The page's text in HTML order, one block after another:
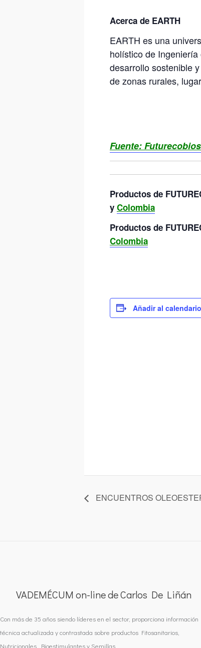
Acerca de EARTH
EARTH es una
holístico de
desarrollo sostenible
de zonas rurales,
Fuente:
Productos de
y Colombia
Productos de
Colombia
Añadir al calendario
ENCUENTROS
VADEMÉCUM on-line de Carlos De Liñán
Con más de 35 años siendo líderes en el sector, proporciona información
técnica actualizada y contrastada sobre productos Fitosanitarios,
Nutricionales, Bioestimulantes y Semillas.